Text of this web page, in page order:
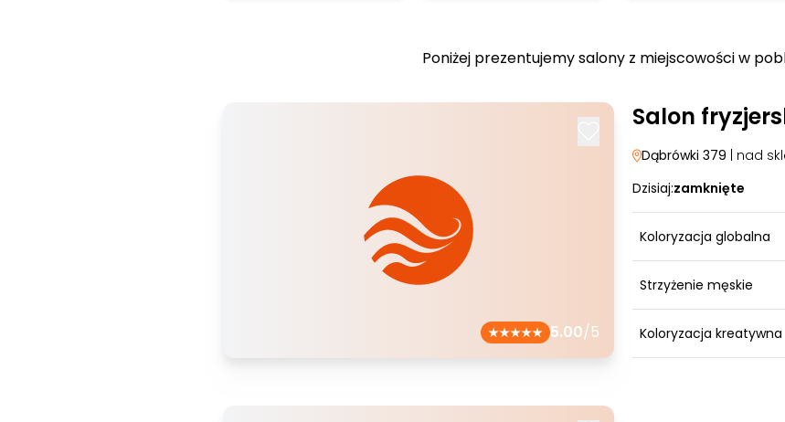
Poniżej prezentujemy salony z miejscowości w
5.00/5
Salon
Dąbrówki 379 | nad
Dzisiaj:zamknięte
Koloryzacja globalna
Strzyżenie męskie
Koloryzacja kreatywna